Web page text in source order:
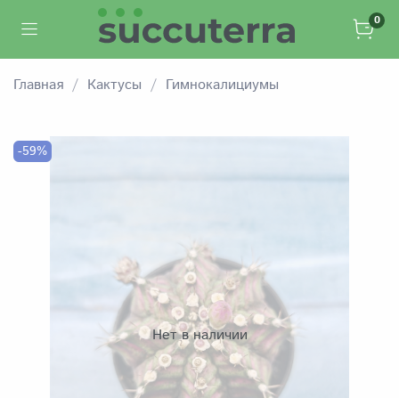
0
Главная Кактусы Гимнокалициумы
Нет в наличии
-59%